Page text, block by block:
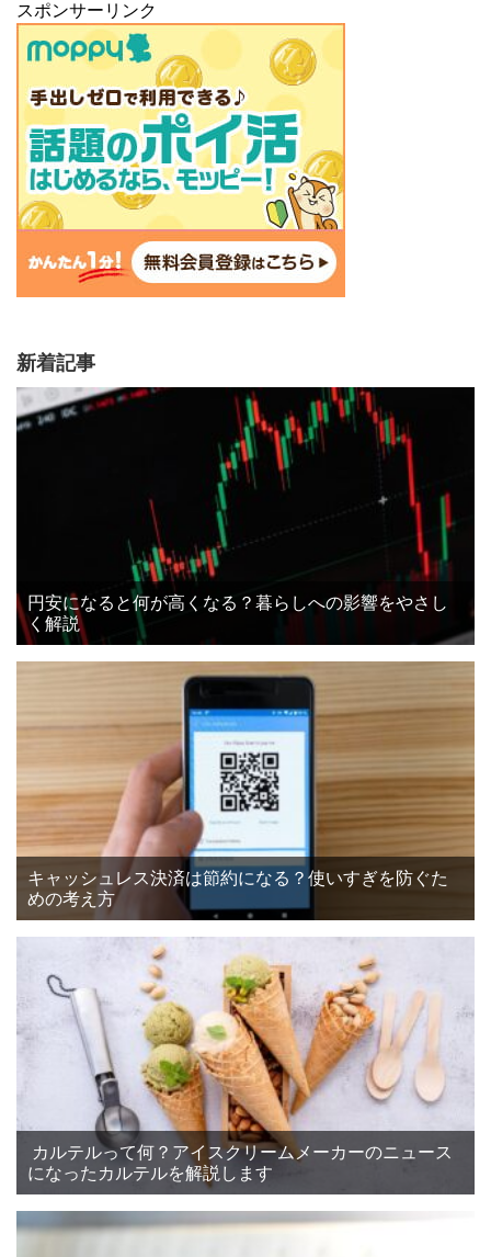
スポンサーリンク
新着記事
円安になると何が高くなる？暮らしへの影響をやさし
く解説
キャッシュレス決済は節約になる？使いすぎを防ぐた
めの考え方
カルテルって何？アイスクリームメーカーのニュース
になったカルテルを解説します